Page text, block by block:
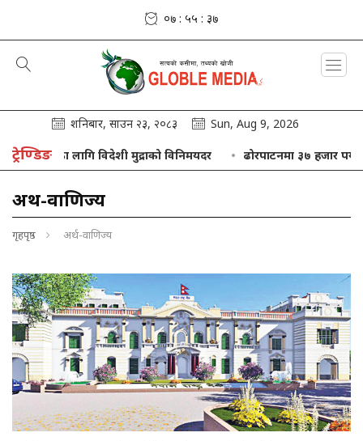
०७ : ५५ : ४०
शनिबार, साउन २३, २०८३ Sun, Aug 9, 2026
ट्रेण्डिङ
मुद्राको विनिमयदर ढोरपाटनमा ३७ हजार पर्यटक, ४७ लाख आम्दानी
अर्थ-वाणिज्य
गृहपृष्ठ अर्थ-वाणिज्य